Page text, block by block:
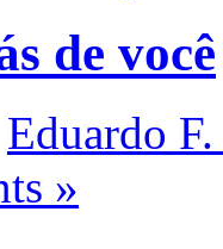
de você
Eduardo
»